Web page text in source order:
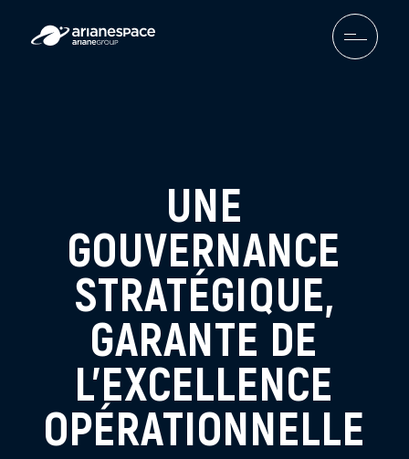
UNE
GOUVERNANCE
STRATÉGIQUE,
GARANTE DE
L’EXCELLENCE
OPÉRATIONNELLE